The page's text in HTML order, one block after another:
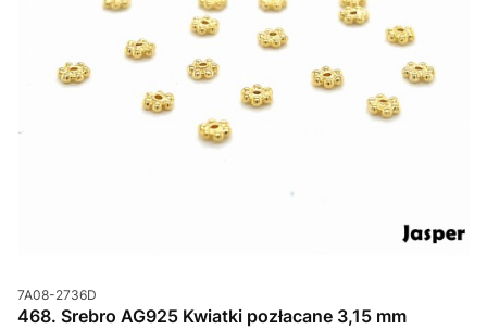
Kod produktu
7A08-2736D
468. Srebro AG925 Kwiatki pozłacane 3,15 mm